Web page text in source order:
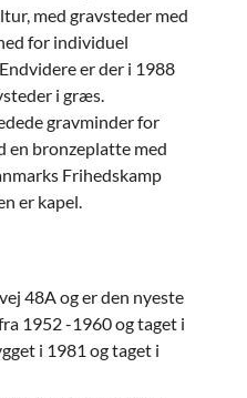
med gravsteder med
for individuel
er der i 1988
i græs.
gravminder for
en bronzeplatte med
Frihedskamp
er kapel.
48A og er den nyeste
1952 -1960 og taget i
i 1981 og taget i